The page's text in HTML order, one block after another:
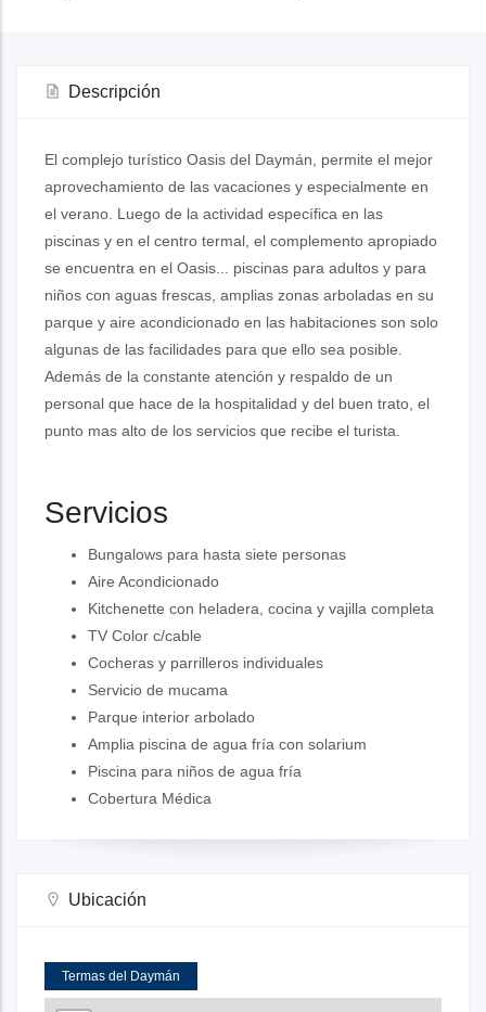
Descripción
El complejo turístico Oasis del Daymán, permite el mejor
aprovechamiento de las vacaciones y especialmente en
el verano. Luego de la actividad específica en las
piscinas y en el centro termal, el complemento apropiado
se encuentra en el Oasis... piscinas para adultos y para
niños con aguas frescas, amplias zonas arboladas en su
parque y aire acondicionado en las habitaciones son solo
algunas de las facilidades para que ello sea posible.
Además de la constante atención y respaldo de un
personal que hace de la hospitalidad y del buen trato, el
punto mas alto de los servicios que recibe el turista.
Servicios
Bungalows para hasta siete personas
Aire Acondicionado
Kitchenette con heladera, cocina y vajilla completa
TV Color c/cable
Cocheras y parrilleros individuales
Servicio de mucama
Parque interior arbolado
Amplia piscina de agua fría con solarium
Piscina para niños de agua fría
Cobertura Médica
Ubicación
Termas del Daymán